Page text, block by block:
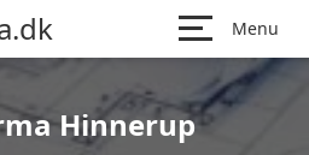
Menu
Hinnerup